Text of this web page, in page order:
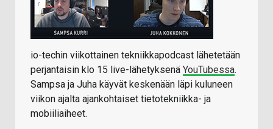
io-techin viikottainen tekniikkapodcast lähetetään
perjantaisin klo 15 live-lähetyksenä YouTubessa.
Sampsa ja Juha käyvät keskenään läpi kuluneen
viikon ajalta ajankohtaiset tietotekniikka- ja
mobiiliaiheet.